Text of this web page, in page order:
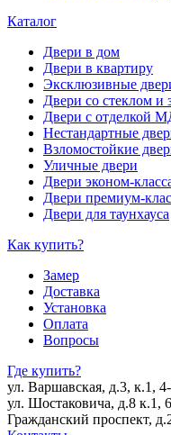
Каталог
Двери в дом
Двери в квартиру
Эксклюзивные
Двери со стеклом и
Двери с отделкой
Нестандартные
Взломостойкие
Уличные двери
Двери эконом-
Двери премиум-
Двери для таунхауса
Как купить?
Замер
Доставка
Установка
Оплата
Вопросы
Где купить?
ул. Варшавская, д.3, к.1,
ул. Шостаковича, д.8 к.1,
Гражданский проспект,